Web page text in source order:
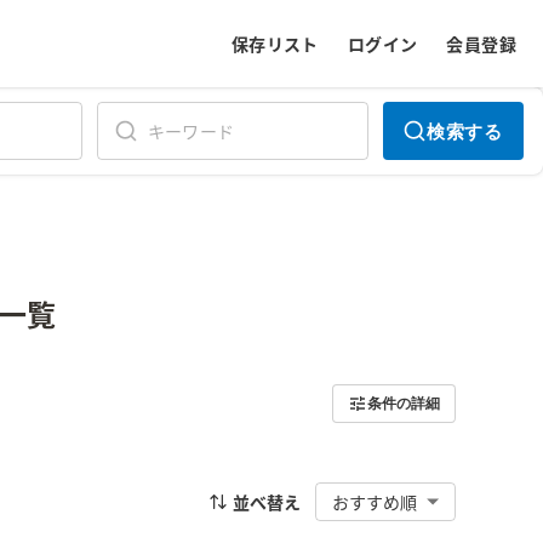
保存リスト ログイン 会員登録
検索する
覧
条件の詳細
並べ替え おすすめ順